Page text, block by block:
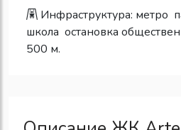
Инфраструктура: метро
школа остановка
500 м.